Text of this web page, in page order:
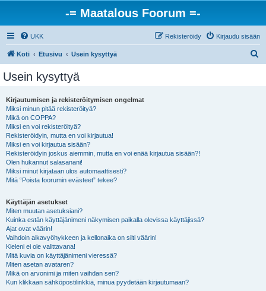
-= Maatalous Foorum =-
UKK Kirjaudu sisään
Rekisteröidy
Koti Etusivu Usein kysyttyä
Usein kysyttyä
Kirjautumisen ja rekisteröitymisen ongelmat
Miksi minun pitää rekisteröityä?
Mikä on COPPA?
Miksi en voi rekisteröityä?
Rekisteröidyin, mutta en voi kirjautua!
Miksi en voi kirjautua sisään?
Rekisteröidyin joskus aiemmin, mutta en voi enää kirjautua sisään?!
Olen hukannut salasanani!
Miksi minut kirjataan ulos automaattisesti?
Mitä “Poista foorumin evästeet” tekee?
Käyttäjän asetukset
Miten muutan asetuksiani?
Kuinka estän käyttäjänimeni näkymisen paikalla olevissa käyttäjissä?
Ajat ovat väärin!
Vaihdoin aikavyöhykkeen ja kellonaika on silti väärin!
Kieleni ei ole valittavana!
Mitä kuvia on käyttäjänimeni vieressä?
Miten asetan avataren?
Mikä on arvonimi ja miten vaihdan sen?
Kun klikkaan sähköpostilinkkiä, minua pyydetään kirjautumaan?